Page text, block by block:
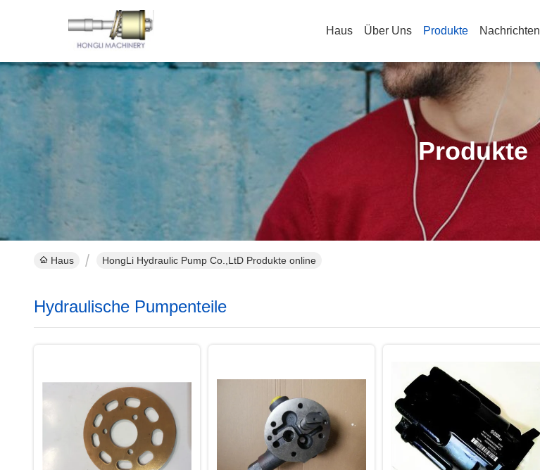
Haus Über Uns Produkte Nachrichten
Produkte
Haus HongLi Hydraulic Pump Co.,LtD Produkte online
Hydraulische Pumpenteile